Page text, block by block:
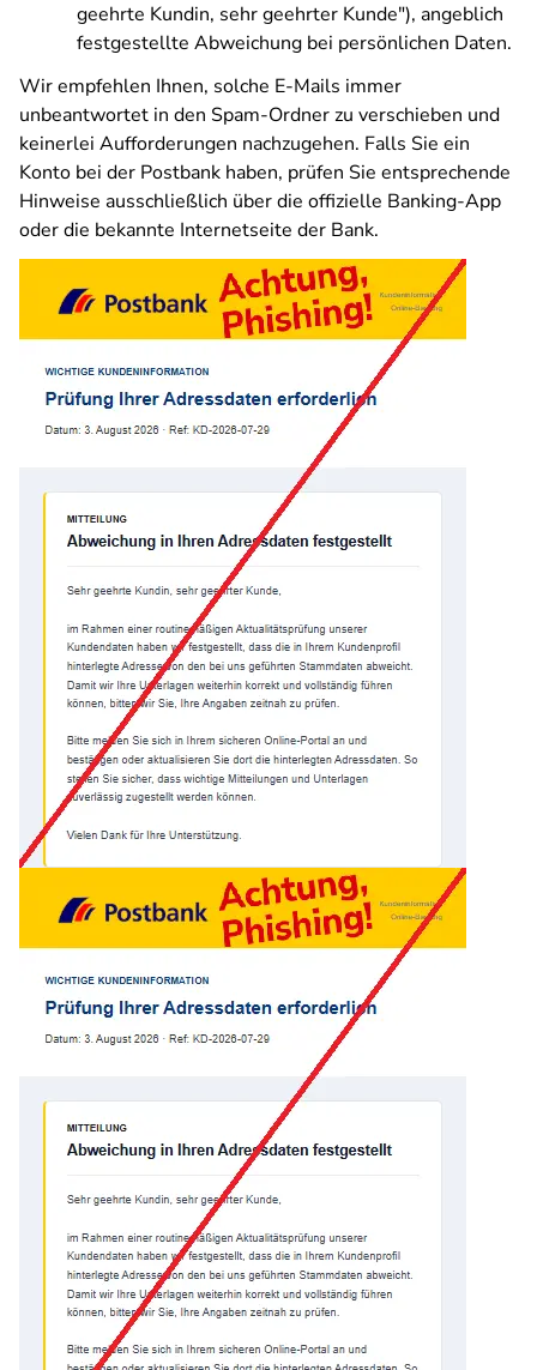
geehrte Kundin, sehr geehrter Kunde"), angeblich
festgestellte Abweichung bei persönlichen Daten.
Wir empfehlen Ihnen, solche E-Mails immer
unbeantwortet in den Spam-Ordner zu verschieben und
keinerlei Aufforderungen nachzugehen. Falls Sie ein
Konto bei der Postbank haben, prüfen Sie entsprechende
Hinweise ausschließlich über die offizielle Banking-App
oder die bekannte Internetseite der Bank.